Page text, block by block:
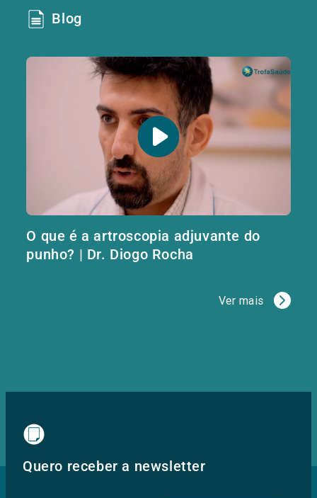
Blog
O que é a artroscopia adjuvante do
punho? | Dr. Diogo Rocha
Ver mais
Quero receber a newsletter